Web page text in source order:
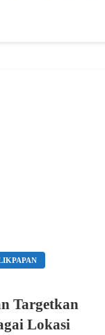
Targetkan
Lokasi